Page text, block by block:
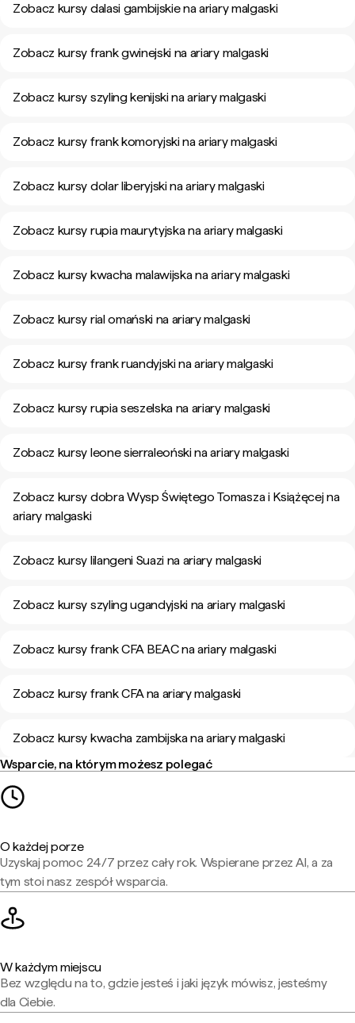
Zobacz kursy dalasi gambijskie na ariary malgaski
Zobacz kursy frank gwinejski na ariary malgaski
Zobacz kursy szyling kenijski na ariary malgaski
Zobacz kursy frank komoryjski na ariary malgaski
Zobacz kursy dolar liberyjski na ariary malgaski
Zobacz kursy rupia maurytyjska na ariary malgaski
Zobacz kursy kwacha malawijska na ariary malgaski
Zobacz kursy rial omański na ariary malgaski
Zobacz kursy frank ruandyjski na ariary malgaski
Zobacz kursy rupia seszelska na ariary malgaski
Zobacz kursy leone sierraleoński na ariary malgaski
Zobacz kursy dobra Wysp Świętego Tomasza i Książęcej na
ariary malgaski
Zobacz kursy lilangeni Suazi na ariary malgaski
Zobacz kursy szyling ugandyjski na ariary malgaski
Zobacz kursy frank CFA BEAC na ariary malgaski
Zobacz kursy frank CFA na ariary malgaski
Zobacz kursy kwacha zambijska na ariary malgaski
Wsparcie, na którym możesz polegać
O każdej porze
Uzyskaj pomoc 24/7 przez cały rok. Wspierane przez AI, a za
tym stoi nasz zespół wsparcia.
W każdym miejscu
Bez względu na to, gdzie jesteś i jaki język mówisz, jesteśmy
dla Ciebie.